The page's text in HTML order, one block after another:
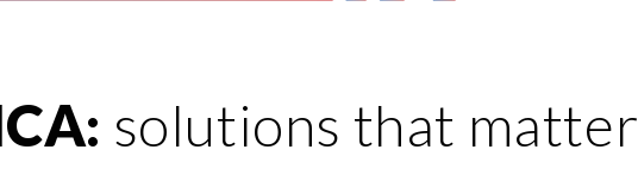
solutions that matter